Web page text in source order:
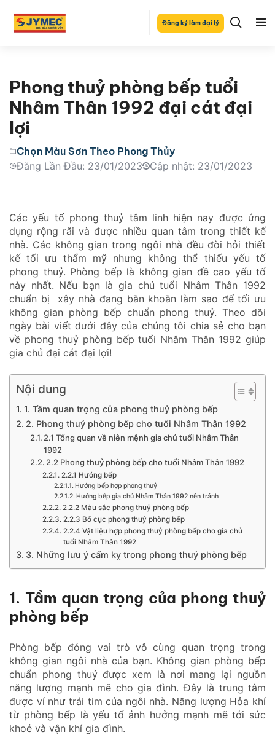
Đăng ký làm đại lý
Phong thuỷ phòng bếp tuổi
Nhâm Thân 1992 đại cát đại
lợi
Chọn Màu Sơn Theo Phong Thủy
Đăng Lần Đầu: 23/01/2023
Cập nhật: 23/01/2023
Các yếu tố phong thuỷ tâm linh hiện nay được ứng
dụng rộng rãi và được nhiều quan tâm trong thiết kế
nhà. Các không gian trong ngôi nhà đều đòi hỏi thiết
kế tối ưu thẩm mỹ nhưng không thể thiếu yếu tố
phong thuỷ. Phòng bếp là không gian đề cao yếu tố
này nhất. Nếu bạn là gia chủ tuổi Nhâm Thân 1992
chuẩn bị xây nhà đang băn khoăn làm sao để tối ưu
không gian phòng bếp chuẩn phong thuỷ. Theo dõi
ngày bài viết dưới đây của chúng tôi chia sẻ cho bạn
về phong thuỷ phòng bếp tuổi Nhâm Thân 1992 giúp
gia chủ đại cát đại lợi!
Nội dung
1. Tầm quan trọng của phong thuỷ phòng bếp
2. Phong thuỷ phòng bếp cho tuổi Nhâm Thân 1992
2.1 Tổng quan về niên mệnh gia chủ tuổi Nhâm Thân
1992
2.2 Phong thuỷ phòng bếp cho tuổi Nhâm Thân 1992
2.2.1 Hướng bếp
Hướng bếp hợp phong thuỷ
Hướng bếp gia chủ Nhâm Thân 1992 nên tránh
2.2.2 Màu sắc phong thuỷ phòng bếp
2.2.3 Bố cục phong thuỷ phòng bếp
2.2.4 Vật liệu hợp phong thuỷ phòng bếp cho gia chủ
tuổi Nhâm Thân 1992
3. Những lưu ý cấm kỵ trong phong thuỷ phòng bếp
1. Tầm quan trọng của phong thuỷ
phòng bếp
Phòng bếp đóng vai trò vô cùng quan trọng trong
không gian ngôi nhà của bạn. Không gian phòng bếp
chuẩn phong thuỷ được xem là nơi mang lại nguồn
năng lượng mạnh mẽ cho gia đình. Đây là trung tâm
được ví như trái tim của ngôi nhà. Năng lượng Hỏa khí
từ phòng bếp là yếu tố ảnh hưởng mạnh mẽ tới sức
khoẻ và vận khí gia đình.